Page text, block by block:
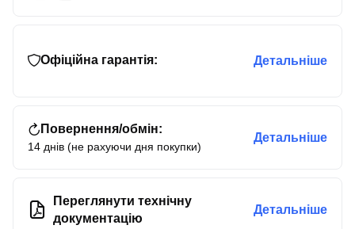
Офіційна гарантія: Детальніше
Повернення/обмін:
14 днів (не рахуючи дня покупки)
Детальніше
Переглянути технічну
документацію
Детальніше